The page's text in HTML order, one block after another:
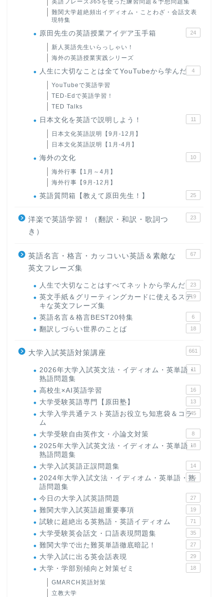
英語フレーズ365を使った練習問題＆予想問題集
難関大学超絶頻出イディオム・ことわざ・会話文表
現特集
原田先生の英語授業アイデア玉手箱 24
新人英語先生いらっしゃい！
海外の英語授業実践シリーズ
人生に大切なことは全てYouTubeから学んだ 4
YouTubeで英語学習
TED-Edで英語学習！
TED Talks
日本文化を英語で説明しよう！ 11
日本文化英語説明【9月-12月】
日本文化英語説明【1月-4月】
海外の文化 10
海外行事【1月～4月】
海外行事【9月-12月】
英語質問箱【教えて原田先生！】 25
洋楽で英語学習！（翻訳・和訳・歌詞つ
き）
23
英語名言・格言・カッコいい英語＆素敵な
英文フレーズ集
67
人生で大切なことはすべてネットから学んだ 23
英文手紙＆グリーティングカードに使えるステ
キな英文フレーズ集
19
英語名言＆格言BEST20特集 6
翻訳しづらい世界のことば 18
大学入試英語対策講座 661
2026年大学入試英文法・イディオム・英単語・
熟語問題集
11
高校生×AI英語学習 16
大学受験英語専門【原田塾】 13
大学入学共通テスト英語お役立ち知恵袋＆コラ
ム
45
大学受験自由英作文・小論文対策 8
2025年大学入試英文法・イディオム・英単語・
熟語問題集
18
大学入試英語正誤問題集 14
2024年大学入試文法・イディオム・英単語・熟
語問題集
15
今日の大学入試英語問題 27
難関大学入試英語超重要事項 19
試験に超絶出る英熟語・英語イディオム 71
大学受験英会話文・口語表現問題集 35
難関大学で出た難英単語徹底暗記！ 27
大学入試に出る英会話表現 29
大学・学部別傾向と対策ゼミ 18
GMARCH英語対策
立教大学